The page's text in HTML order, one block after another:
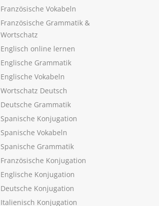
Französische Vokabeln
Französische Grammatik &
Wortschatz
Englisch online lernen
Englische Grammatik
Englische Vokabeln
Wortschatz Deutsch
Deutsche Grammatik
Spanische Konjugation
Spanische Vokabeln
Spanische Grammatik
Französische Konjugation
Englische Konjugation
Deutsche Konjugation
Italienisch Konjugation